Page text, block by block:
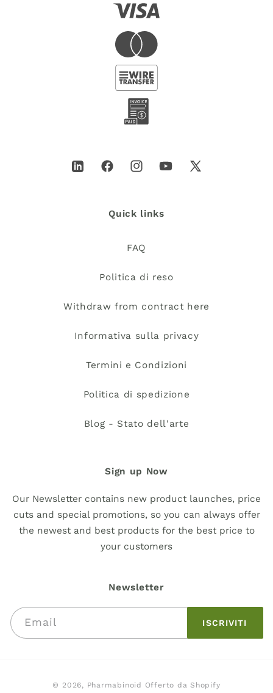
LinkedInFacebookInstagramYouTube
X
Quick links
FAQ
Politica di reso
Withdraw from contract here
Informativa sulla privacy
Termini e Condizioni
Politica di spedizione
Blog - Stato dell'arte
Sign up Now
Our Newsletter contains new product launches, price
cuts and special promotions, so you can always offer
the newest and best products for the best price to
your customers
Newsletter
Email ISCRIVITI
© 2026, Pharmabinoid Offerto da Shopify